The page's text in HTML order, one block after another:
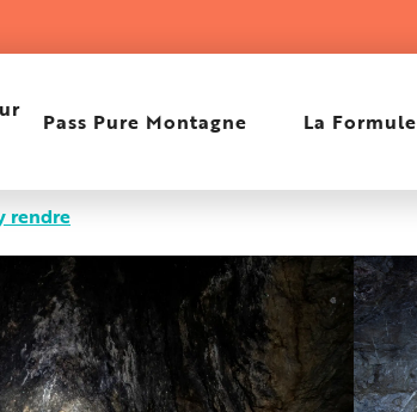
Pass Pure Montagne La Formule
de Vallauria
rendre